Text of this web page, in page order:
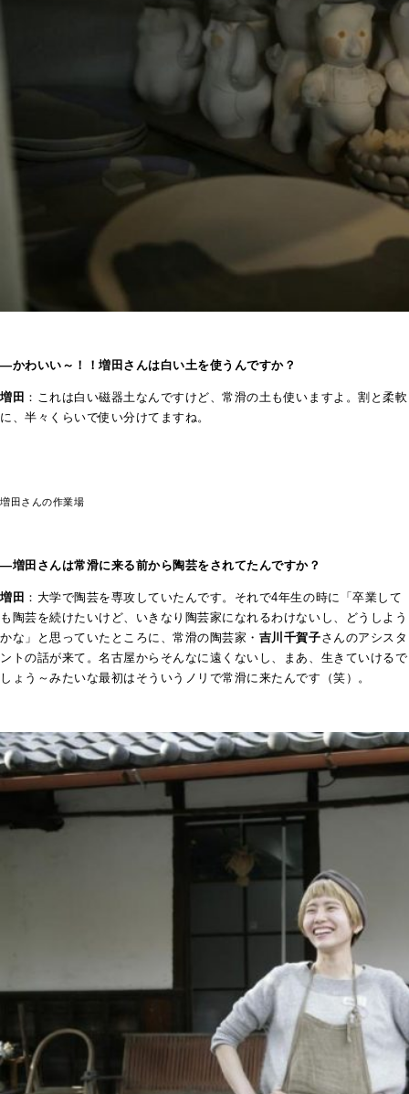
―かわいい～！！増田さんは白い土を使うんですか？
増田 ：これは白い磁器土なんですけど、常滑の土も使いますよ。割と柔軟
に、半々くらいで使い分けてますね。
増田さんの作業場
―増田さんは常滑に来る前から陶芸をされてたんですか？
増田 ：大学で陶芸を専攻していたんです。それで4年生の時に「卒業して
も陶芸を続けたいけど、いきなり陶芸家になれるわけないし、どうしよう
かな」と思っていたところに、常滑の陶芸家・ 吉川千賀子さんのアシスタ
ントの話が来て。名古屋からそんなに遠くないし、まあ、生きていけるで
しょう～みたいな最初はそういうノリで常滑に来たんです（笑）。